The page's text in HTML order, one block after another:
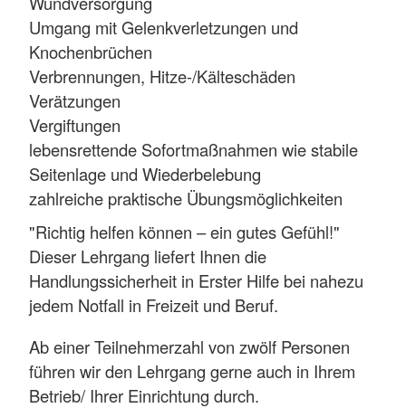
Umgang mit Gelenkverletzungen und
Knochenbrüchen
Verbrennungen, Hitze-/Kälteschäden
Verätzungen
Vergiftungen
lebensrettende Sofortmaßnahmen wie stabile
Seitenlage und Wiederbelebung
zahlreiche praktische Übungsmöglichkeiten
"Richtig helfen können – ein gutes Gefühl!"
Dieser Lehrgang liefert Ihnen die
Handlungssicherheit in Erster Hilfe bei nahezu
jedem Notfall in Freizeit und Beruf.
Ab einer Teilnehmerzahl von zwölf Personen
führen wir den Lehrgang gerne auch in Ihrem
Betrieb/ Ihrer Einrichtung durch.